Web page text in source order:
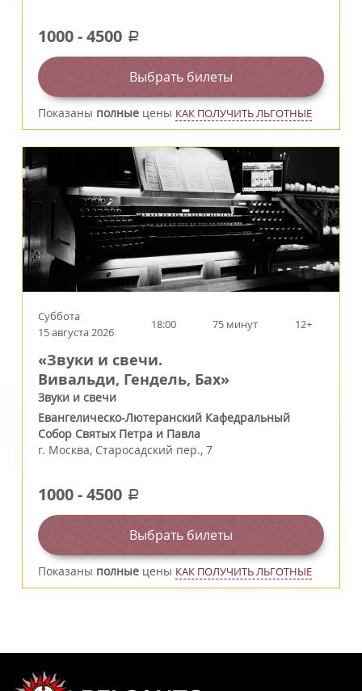
1000-4500 a
Выбрать билеты
Показаны полные цены КАК ПОЛУЧИТЬ ЛЬГОТНЫЕ
Суббота
15 августа 2026
18:00 75 минут 12+
«Звуки и свечи.
Вивальди, Гендель, Бах»
Звуки и свечи
Евангелическо-Лютеранский Кафедральный
Собор Святых Петра и Павла
г. Москва, Старосадский пер., 7
1000-4500 a
Выбрать билеты
Показаны полные цены КАК ПОЛУЧИТЬ ЛЬГОТНЫЕ